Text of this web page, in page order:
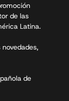
de las
Latina.
de